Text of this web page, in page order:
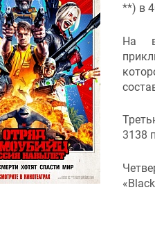
**) в
На
3138